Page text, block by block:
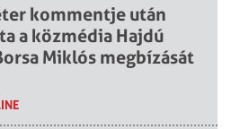
kommentje után
a közmédia Hajdú
Miklós megbízását